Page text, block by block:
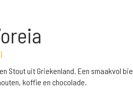
)
Stout uit Griekenland. Een smaakvol
koffie en chocolade.